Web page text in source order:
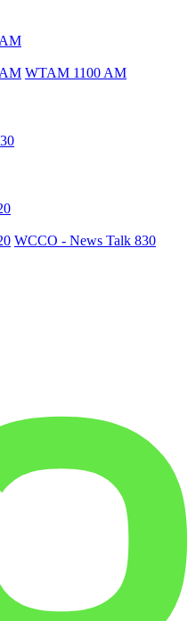
WTAM 1100 AM
WCCO - News Talk 830